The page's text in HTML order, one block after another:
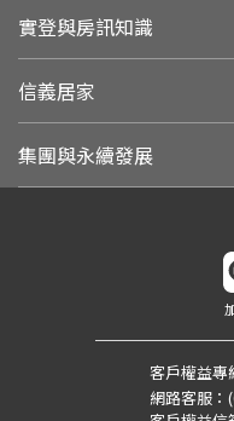
實登與房訊知識
信義居家
集團與永續發展
客戶權益專
網路客服：